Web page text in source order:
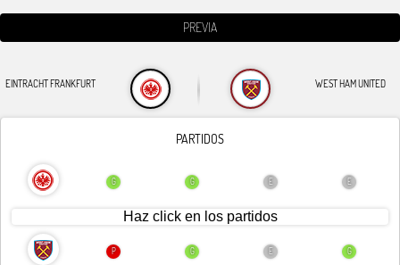
PREVIA
EINTRACHT FRANKFURT WEST HAM UNITED
PARTIDOS
G G E E
Haz click en los partidos
P G E G